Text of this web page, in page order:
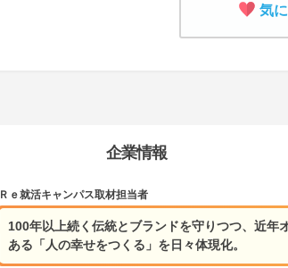
気
企業情報
100年以上続く伝統とブランドを守りつつ、近
ある「人の幸せをつくる」を日々体現化。
Ｒｅ就活キャンパス取材担当者